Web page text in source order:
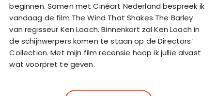
beginnen. Samen met Cinéart Nederland bespreek ik
vandaag de film The Wind That Shakes The Barley
van regisseur Ken Loach. Binnenkort zal Ken Loach in
de schijnwerpers komen te staan op de Directors’
Collection. Met mijn film recensie hoop ik jullie alvast
wat voorpret te geven.